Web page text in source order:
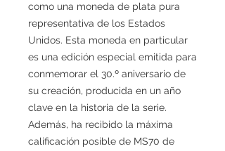
como una moneda de plata pura
representativa de los Estados
Unidos. Esta moneda en particular
es una edición especial emitida para
conmemorar el 30.º aniversario de
su creación, producida en un año
clave en la historia de la serie.
Además, ha recibido la máxima
calificación posible de MS70 de